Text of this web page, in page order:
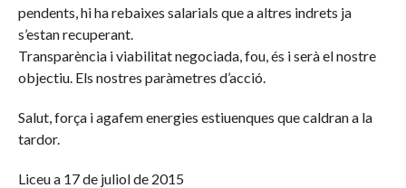
pendents, hi ha rebaixes salarials que a altres indrets ja
s’estan recuperant.
Transparència i viabilitat negociada, fou, és i serà el nostre
objectiu. Els nostres paràmetres d’acció.
Salut, força i agafem energies estiuenques que caldran a la
tardor.
Liceu a 17 de juliol de 2015